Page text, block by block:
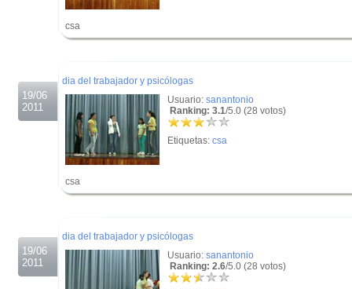
csa
19/06
2011
dia del trabajador y psicólogas
Usuario: sanantonio
Ranking: 3.1/5.0 (28 votos)
Etiquetas: csa
csa
19/06
2011
dia del trabajador y psicólogas
Usuario: sanantonio
Ranking: 2.6/5.0 (28 votos)